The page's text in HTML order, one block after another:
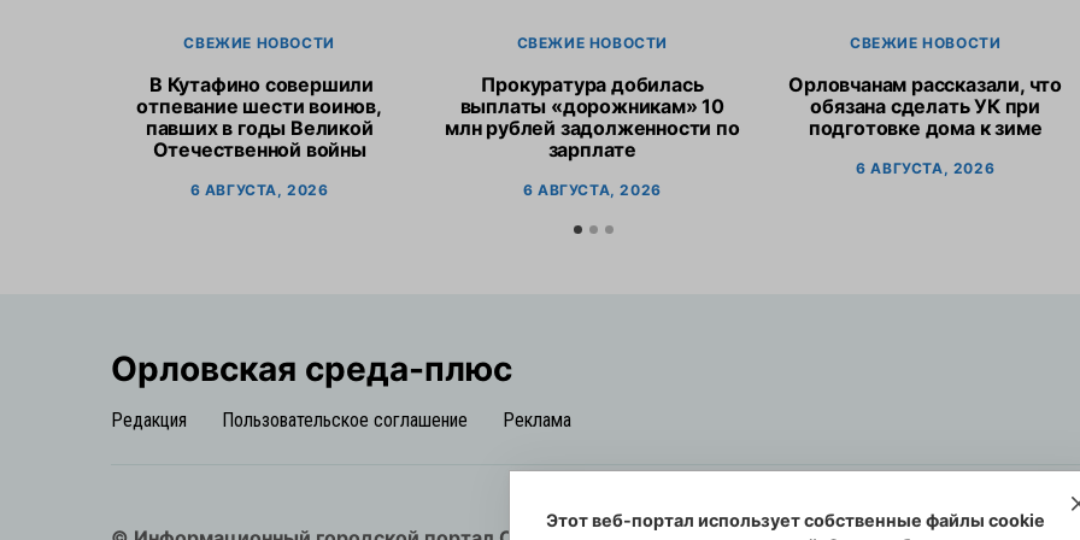
СВЕЖИЕ НОВОСТИ
В Кутафино совершили
отпевание шести воинов,
павших в годы Великой
Отечественной войны
6 АВГУСТА, 2026
СВЕЖИЕ НОВОСТИ
Прокуратура добилась
выплаты «дорожникам» 10
млн рублей задолженности по
зарплате
6 АВГУСТА, 2026
СВЕЖИЕ НОВОСТИ
Орловчанам рассказали, что
обязана сделать УК при
подготовке дома к зиме
6 АВГУСТА, 2026
Орловская cреда-плюс
Редакция Пользовательское соглашение Реклама
Этот веб-портал использует собственные файлы cookie